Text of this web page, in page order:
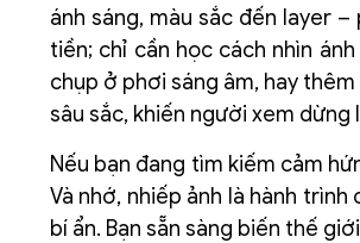
ánh sáng, màu sắc đến layer
tiền; chỉ cần học cách nhìn
chụp ở phơi sáng âm, hay
sâu sắc, khiến người xem dừng
Nếu bạn đang tìm kiếm cảm
Và nhớ, nhiếp ảnh là hành
bí ẩn. Bạn sẵn sàng biến thế